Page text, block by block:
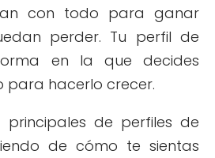
con todo para ganar
perder. Tu perfil de
en la que decides
para hacerlo crecer.
principales de perfiles de
de cómo te sientas